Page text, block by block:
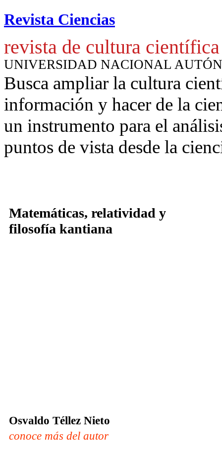
Revista Ciencias
revista de cultura científica
UNIVERSIDAD NACIONAL
Busca ampliar la cultura
información y hacer de la
un instrumento para el
puntos de vista desde la
Matemáticas, relatividad y
filosofía kantiana
Osvaldo Téllez Nieto
conoce más del autor